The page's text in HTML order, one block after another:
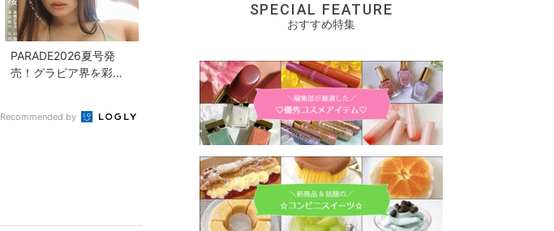
PARADE2026夏号発
売！グラビア界を彩る
Recommended by
SPECIAL FEATURE
おすすめ特集